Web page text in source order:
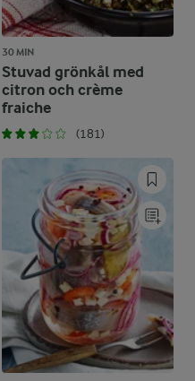
30 MIN
Stuvad grönkål med
citron och crème
fraiche
(181)